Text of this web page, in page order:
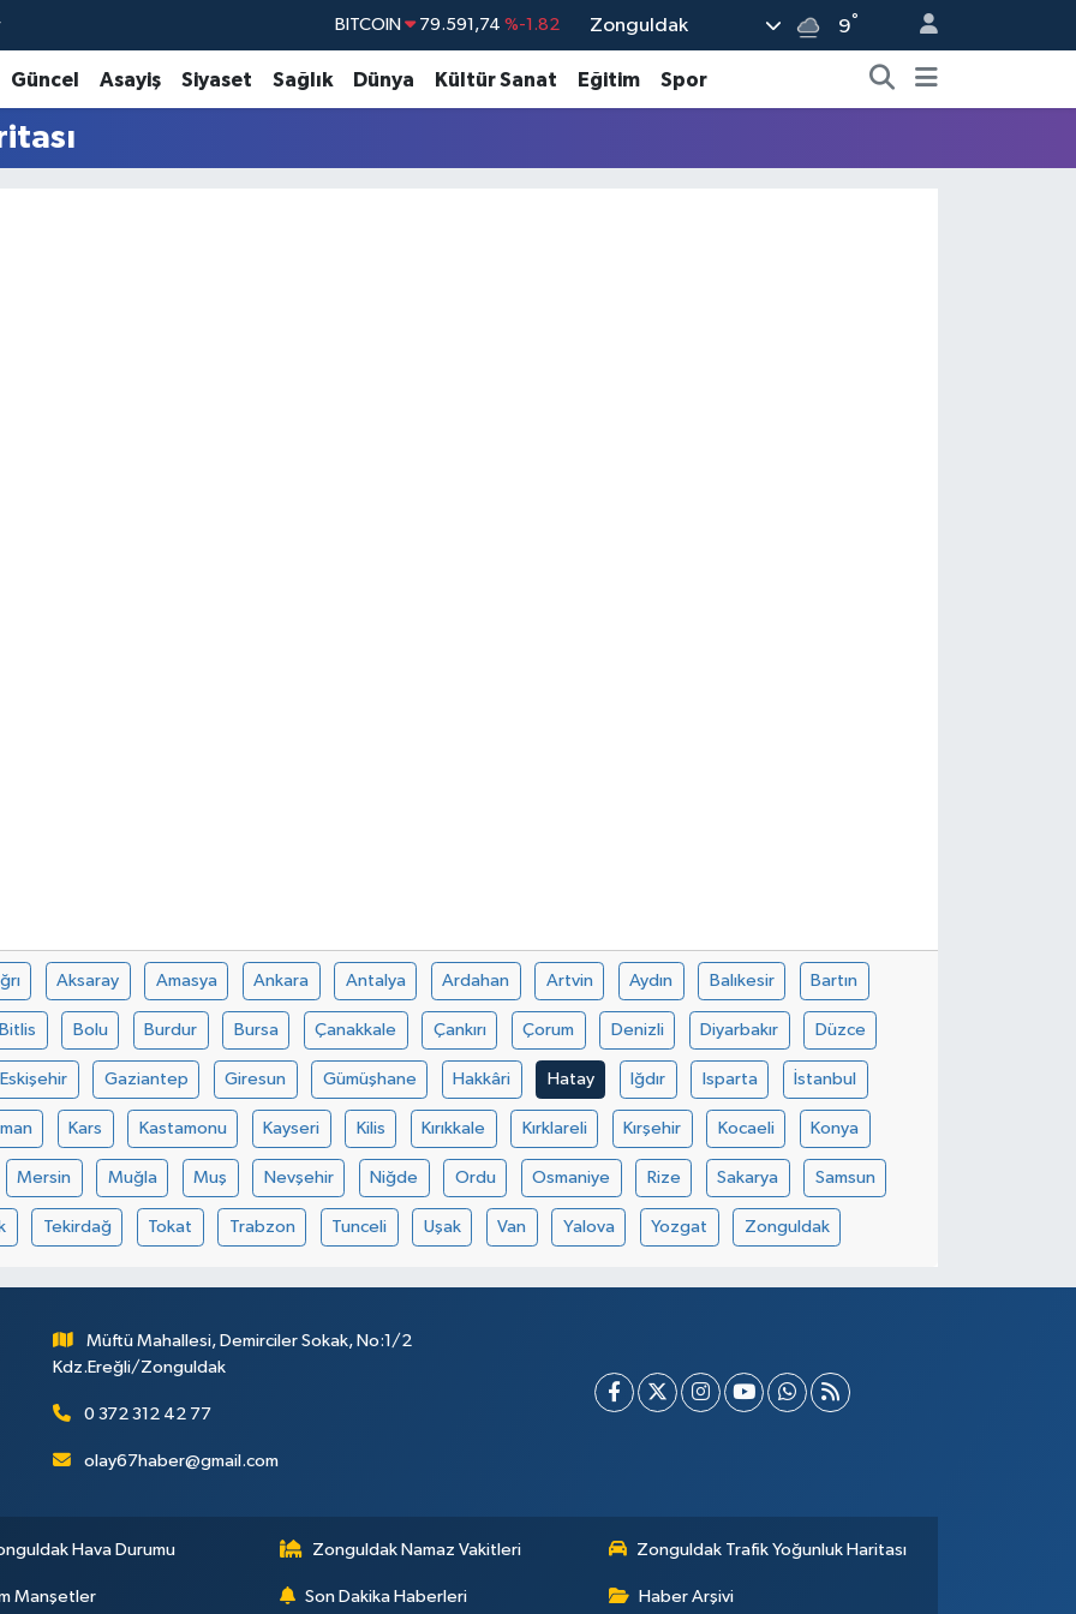
BITCOIN 79.591,74 %-1.82
DOLAR 45,43620 %0.02
EURO 53,38690 %0.19
Zonguldak 9°
Güncel Asayiş Siyaset Sağlık Dünya Kültür Sanat Eğitim Spor
Aksaray Amasya Ankara Antalya Ardahan Artvin Aydın Balıkesir Bartın
Bitlis Bolu Burdur Bursa Çanakkale Çankırı Çorum Denizli Diyarbakır Düzce
Eskişehir Gaziantep Giresun Gümüşhane Hakkâri Hatay Iğdır Isparta İstanbul
Kars Kastamonu Kayseri Kilis Kırıkkale Kırklareli Kırşehir Kocaeli Konya
Mersin Muğla Muş Nevşehir Niğde Ordu Osmaniye Rize Sakarya Samsun
Tekirdağ Tokat Trabzon Tunceli Uşak Van Yalova Yozgat Zonguldak
Müftü Mahallesi, Demirciler Sokak, No:1/2
Kdz.Ereğli/Zonguldak
0 372 312 42 77
olay67haber@gmail.com
Hava Durumu Zonguldak Namaz Vakitleri Zonguldak Trafik Yoğunluk Haritası
Manşetler Son Dakika Haberleri Haber Arşivi